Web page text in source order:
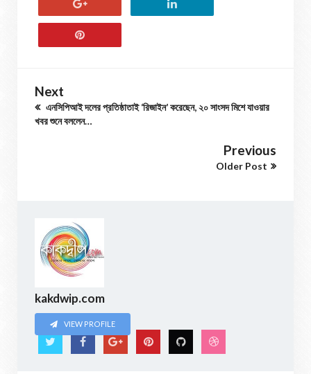
Next
এনসিপিআই দলের প্রতিষ্ঠাতাই ‘রিজাইন’ করেছেন, ২০ সাংসদ মিশে যাওয়ার
খবর শুনে বললেন…
Previous
Older Post
kakdwip.com
VIEW PROFILE